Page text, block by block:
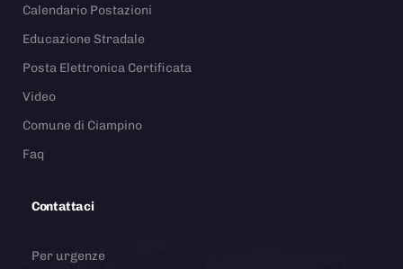
Calendario Postazioni
Educazione Stradale
Posta Elettronica Certificata
Video
Comune di Ciampino
Faq
Contattaci
Per urgenze